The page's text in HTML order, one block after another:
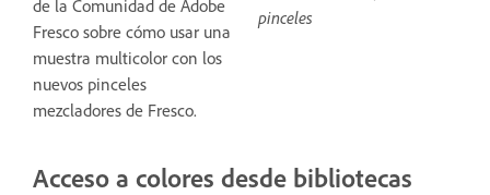
de la Comunidad de Adobe
Fresco sobre cómo usar una
muestra multicolor con los
nuevos pinceles
mezcladores de Fresco.
pinceles
Acceso a colores desde bibliotecas